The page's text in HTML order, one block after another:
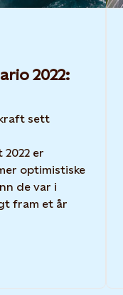
2022:
sett
er
optimistiske
de var i
fram et år